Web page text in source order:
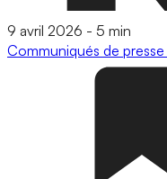
9 avril 2026 - 5 min
Communiqués de presse